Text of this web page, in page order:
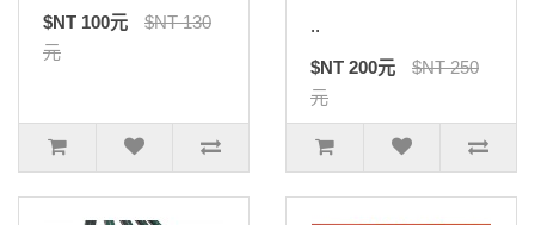
$NT 100元
$NT 130
元
..
$NT 200元
$NT 250
元